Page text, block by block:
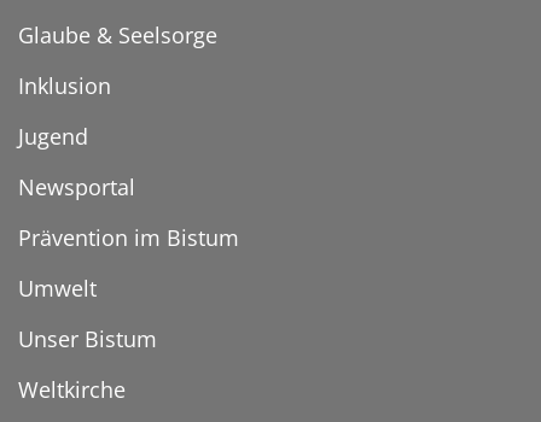
Glaube & Seelsorge
Inklusion
Jugend
Newsportal
Prävention im Bistum
Umwelt
Unser Bistum
Weltkirche